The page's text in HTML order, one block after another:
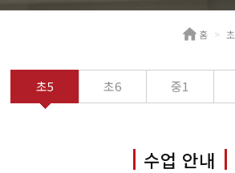
홈
초5 초6 중1
수업 안내